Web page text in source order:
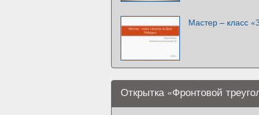
Мастер – класс
Открытка «Фронтовой